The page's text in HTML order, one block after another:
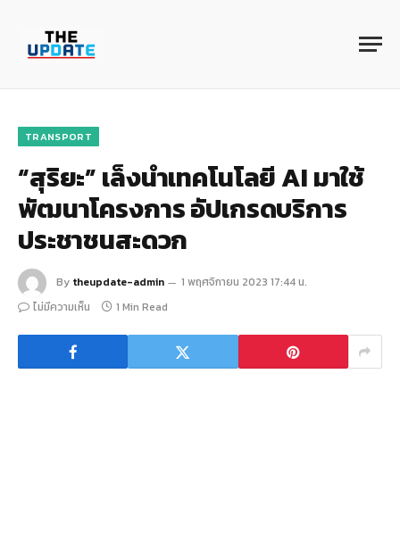
TRANSPORT
“สุริยะ” เล็งนำเทคโนโลยี AI มาใช้
พัฒนาโครงการ อัปเกรดบริการ
ประชาชนสะดวก
By theupdate-admin
1 พฤศจิกายน 2023 17:44 น.
ไม่มีความเห็น
1 Min Read